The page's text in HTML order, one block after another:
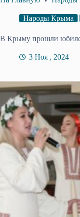
Народы Крыма
В Крыму прошли
3 Ноя , 2024